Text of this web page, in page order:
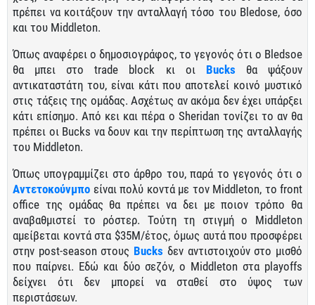
πρέπει να κοιτάξουν την ανταλλαγή τόσο του Bledose, όσο
και του Middleton.
Όπως αναφέρει ο δημοσιογράφος, το γεγονός ότι ο Bledsoe
θα μπει στο trade block κι οι Bucks θα ψάξουν
αντικαταστάτη του, είναι κάτι που αποτελεί κοινό μυστικό
στις τάξεις της ομάδας. Ασχέτως αν ακόμα δεν έχει υπάρξει
κάτι επίσημο. Από κει και πέρα ο Sheridan τονίζει το αν θα
πρέπει οι Bucks να δουν και την περίπτωση της ανταλλαγής
του Middleton.
Όπως υπογραμμίζει στο άρθρο του, παρά το γεγονός ότι ο
Αντετοκούνμπο είναι πολύ κοντά με τον Middleton, το front
office της ομάδας θα πρέπει να δει με ποιον τρόπο θα
αναβαθμιστεί το ρόστερ. Τούτη τη στιγμή ο Middleton
αμείβεται κοντά στα $35Μ/έτος, όμως αυτά που προσφέρει
στην post-season στους Bucks δεν αντιστοιχούν στο μισθό
που παίρνει. Εδώ και δύο σεζόν, ο Middleton στα playoffs
δείχνει ότι δεν μπορεί να σταθεί στο ύψος των
περιστάσεων.